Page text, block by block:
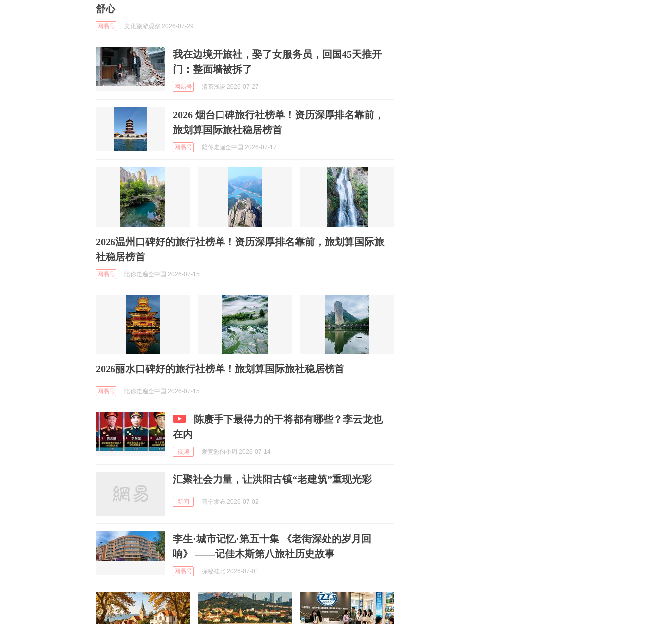
舒心
网易号 文化旅游观察 2026-07-29
我在边境开旅社，娶了女服务员，回国45天推开
门：整面墙被拆了
网易号 清茶浅谈 2026-07-27
2026 烟台口碑旅行社榜单！资历深厚排名靠前，
旅划算国际旅社稳居榜首
网易号 陪你走遍全中国 2026-07-17
2026温州口碑好的旅行社榜单！资历深厚排名靠前，旅划算国际旅
社稳居榜首
网易号 陪你走遍全中国 2026-07-15
2026丽水口碑好的旅行社榜单！旅划算国际旅社稳居榜首
网易号 陪你走遍全中国 2026-07-15
陈赓手下最得力的干将都有哪些？李云龙也
在内
视频 爱竞彩的小周 2026-07-14
汇聚社会力量，让洪阳古镇“老建筑”重现光彩
新闻 普宁发布 2026-07-02
李生·城市记忆·第五十集 《老街深处的岁月回
响》 ——记佳木斯第八旅社历史故事
网易号 探秘桂北 2026-07-01